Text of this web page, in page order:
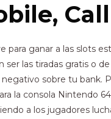
para ganar a las slots
ser las tiradas gratis o
sobre tu bank.
la consola Nintendo
a los jugadores